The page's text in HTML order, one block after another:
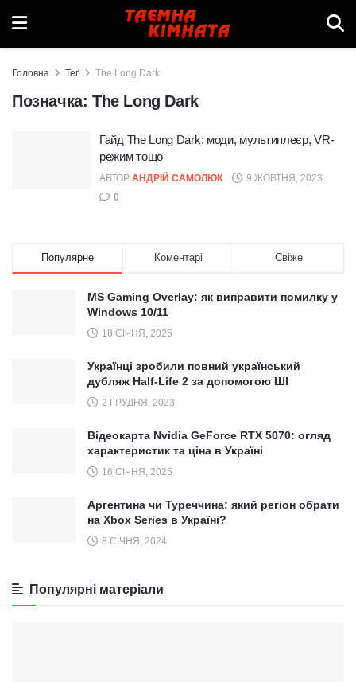
Головна Теґ The Long Dark
Позначка: The Long Dark
Гайд The Long Dark: моди, мультиплеєр, VR-
режим тощо
АВТОР АНДРІЙ САМОЛЮК
9 ЖОВТНЯ, 2023
0
Популярне Коментарі Свіже
MS Gaming Overlay: як виправити помилку у
Windows 10/11
18 СІЧНЯ, 2025
Українці зробили повний український
дубляж Half-Life 2 за допомогою ШІ
2 ГРУДНЯ, 2023
Відеокарта Nvidia GeForce RTX 5070: огляд
характеристик та ціна в Україні
16 СІЧНЯ, 2025
Аргентина чи Туреччина: який регіон обрати
на Xbox Series в Україні?
8 СІЧНЯ, 2024
Популярні матеріали